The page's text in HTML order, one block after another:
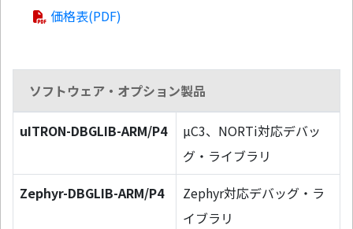
価格表(PDF)
ソフトウェア・オプション製品
uITRON-DBGLIB-ARM/P4
µC3、NORTi対応デバッ
グ・ライブラリ
Zephyr-DBGLIB-ARM/P4
Zephyr対応デバッグ・ラ
イブラリ